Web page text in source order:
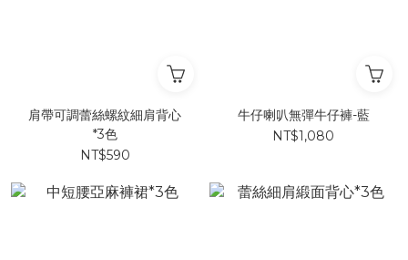
肩帶可調蕾絲螺紋細肩背心
*3色
NT$590
牛仔喇叭無彈牛仔褲-藍
NT$1,080